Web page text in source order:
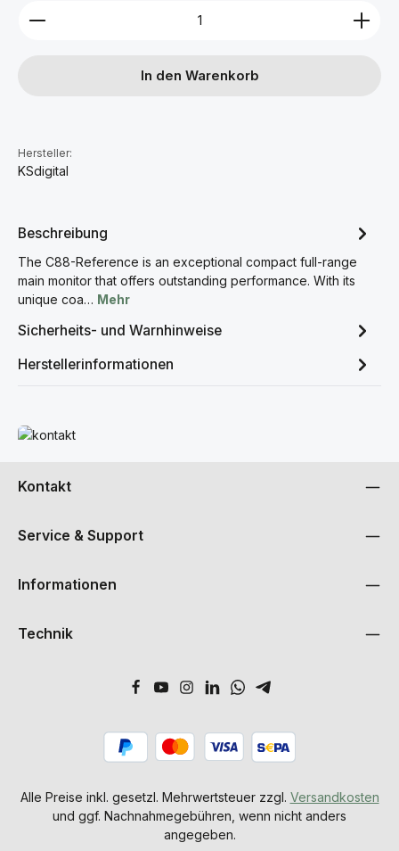
Produkt Anzahl: Gib den gewünschten Wert ein
In den Warenkorb
Hersteller:
KSdigital
Beschreibung
The C88-Reference is an exceptional compact full-range
main monitor that offers outstanding performance. With its
unique coa… Mehr
Sicherheits- und Warnhinweise
Herstellerinformationen
Mehr erfahren
Kontakt
Service & Support
Informationen
Technik
Alle Preise inkl. gesetzl. Mehrwertsteuer zzgl. Versandkosten
und ggf. Nachnahmegebühren, wenn nicht anders
angegeben.